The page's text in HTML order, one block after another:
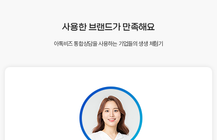
사용한 브랜드가 만족해요
아톡비즈 통합상담을 사용하는 기업들의 생생 체험기